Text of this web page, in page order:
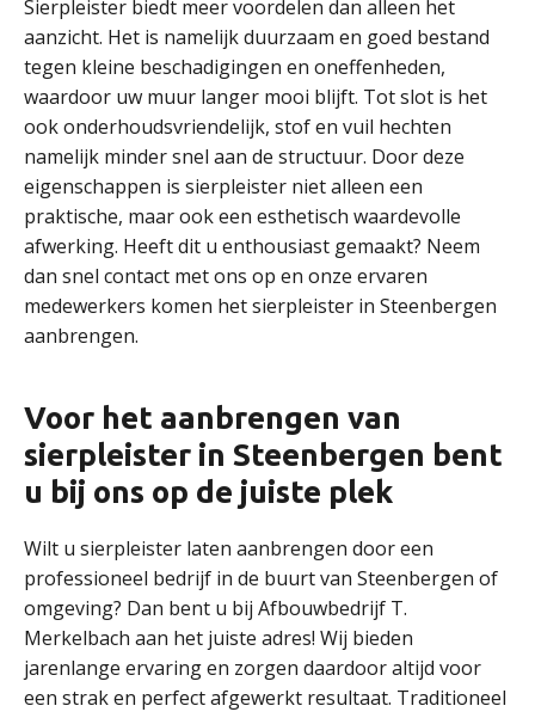
Sierpleister biedt meer voordelen dan alleen het
aanzicht. Het is namelijk duurzaam en goed bestand
tegen kleine beschadigingen en oneffenheden,
waardoor uw muur langer mooi blijft. Tot slot is het
ook onderhoudsvriendelijk, stof en vuil hechten
namelijk minder snel aan de structuur. Door deze
eigenschappen is sierpleister niet alleen een
praktische, maar ook een esthetisch waardevolle
afwerking. Heeft dit u enthousiast gemaakt? Neem
dan snel contact met ons op en onze ervaren
medewerkers komen het sierpleister in Steenbergen
aanbrengen.
Voor het aanbrengen van
sierpleister in Steenbergen bent
u bij ons op de juiste plek
Wilt u sierpleister laten aanbrengen door een
professioneel bedrijf in de buurt van Steenbergen of
omgeving? Dan bent u bij Afbouwbedrijf T.
Merkelbach aan het juiste adres! Wij bieden
jarenlange ervaring en zorgen daardoor altijd voor
een strak en perfect afgewerkt resultaat. Traditioneel